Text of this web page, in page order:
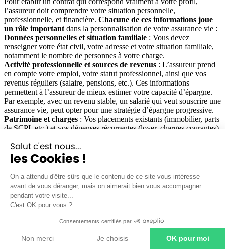
l’assureur doit comprendre votre situation personnelle,
professionnelle, et financière. Chacune de ces informations joue
un rôle important dans la personnalisation de votre assurance vie :
Données personnelles et situation familiale : Vous devez
renseigner votre état civil, votre adresse et votre situation familiale,
notamment le nombre de personnes à votre charge.
Activité professionnelle et sources de revenus : L’assureur prend
en compte votre emploi, votre statut professionnel, ainsi que vos
revenus réguliers (salaire, pensions, etc.). Ces informations
permettent à l’assureur de mieux estimer votre capacité d’épargne.
Par exemple, avec un revenu stable, un salarié qui veut souscrire une
assurance vie, peut opter pour une stratégie d’épargne progressive.
Patrimoine et charges : Vos placements existants (immobilier, parts
de SCPI, etc.) et vos dépenses récurrentes (loyer, charges courantes)
informations garantissent que votre contrat respecte votre budget et
vos objectifs patrimoniaux.
Expérience et connaissance financière
en compte votre expérience financière pour évaluer votre tolérance
au risque. En général, un débutant choisira probablement la sécurité
d’un fonds en euros, tandis qu’un investisseur plus averti pourrait
opter pour des unités de compte avec des perspectives de rendement
plus élevées.
Ces éléments permettent à l’assureur decerner votre capacité
Ainsi, il ajuste ses propositions
selon votre situation. Une personne proche de la retraite pourra
Salut c'est nous...
les Cookies !
On a attendu d'être sûrs que le contenu de ce site vous intéresse
avant de vous déranger, mais on aimerait bien vous accompagner
pendant votre visite...
C'est OK pour vous ?
Consentements certifiés par
Non merci Je choisis OK pour moi